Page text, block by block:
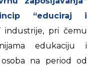
“educiraj i
industrije, pri čemu
edukaciju i
na period od